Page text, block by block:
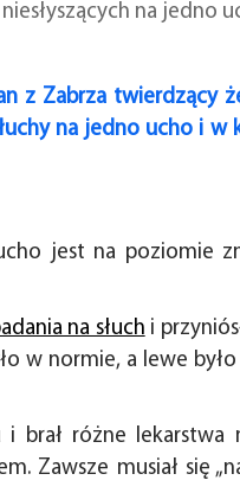
na jedno
z Zabrza twierdzący
na jedno ucho i w
jest na poziomie
na słuch i
w normie, a lewe
i brał różne
Zawsze musiał się